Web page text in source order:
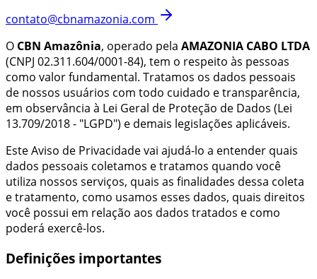
contato@cbnamazonia.com
O CBN Amazônia, operado pela AMAZONIA CABO LTDA
(CNPJ 02.311.604/0001-84), tem o respeito às pessoas
como valor fundamental. Tratamos os dados pessoais
de nossos usuários com todo cuidado e transparência,
em observância à Lei Geral de Proteção de Dados (Lei
13.709/2018 - "LGPD") e demais legislações aplicáveis.
Este Aviso de Privacidade vai ajudá-lo a entender quais
dados pessoais coletamos e tratamos quando você
utiliza nossos serviços, quais as finalidades dessa coleta
e tratamento, como usamos esses dados, quais direitos
você possui em relação aos dados tratados e como
poderá exercê-los.
Definições importantes